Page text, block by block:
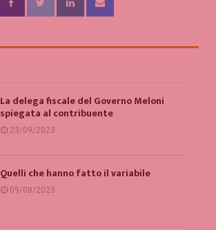
La delega fiscale del Governo Meloni
spiegata al contribuente
23/09/2023
Quelli che hanno fatto il variabile
09/08/2023